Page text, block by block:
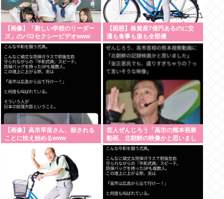
【画像】「新しい学校のリーダー
ズ」のパロセクシービデオwww
【困惑】株資産7億円あるのに交
通も食事も服も全部優
待・・・・・・・・・
【画像】高市早苗さん、殺される
ことに怯え始めるwww
芸人ぜんじろう「高市の熊本視察
動画、北朝鮮の映像かと思いまし
たわ！金正恩でも、盛り過ぎや